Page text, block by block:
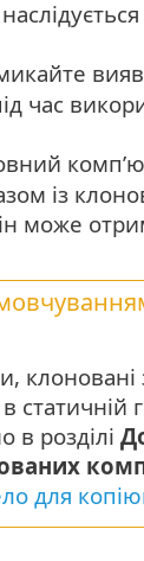
час
із
може
клоновані
статичній
в розділі
для